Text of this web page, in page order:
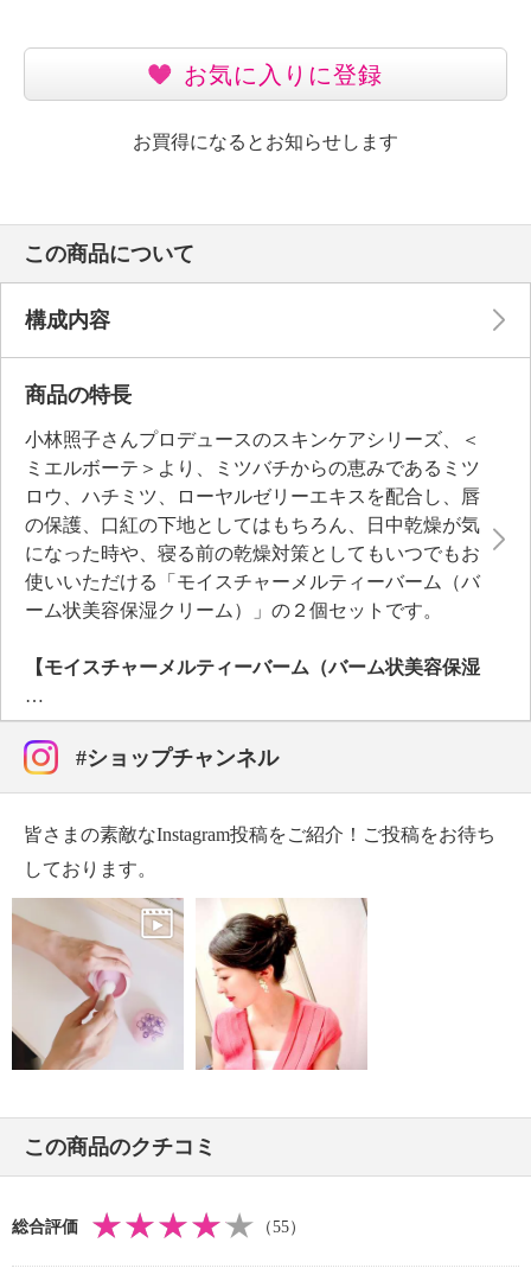
お気に入りに登録
お買得になるとお知らせします
この商品について
構成内容
商品の特長
小林照子さんプロデュースのスキンケアシリーズ、＜
ミエルボーテ＞より、ミツバチからの恵みであるミツ
ロウ、ハチミツ、ローヤルゼリーエキスを配合し、唇
の保護、口紅の下地としてはもちろん、日中乾燥が気
になった時や、寝る前の乾燥対策としてもいつでもお
使いいただける「モイスチャーメルティーバーム（バ
ーム状美容保湿クリーム）」の２個セットです。
【モイスチャーメルティーバーム（バーム状美容保湿
クリーム）】
ミツバチからの恵みであるミツロウ、ハチミツ、ロー
ヤルゼリーエキスを配合し、唇の保護、口紅の下地と
してはもちろん、日中乾燥が気になった時や、寝る前
状美容保湿クリーム。
唇につけた後、手に残ったバームを、乾燥が気になる
目元、口角、毛先、爪先といった部分にもそのままお
使いいただける手軽さもうれしいポイントです。ポイ
ントケアアイテムとして重宝しそう。
全体の約９４％が植物由来成分でできていて、キイチ
ゴエキス（キイチゴ果汁）、アルニカ花エキス、ソメ
イヨシノ葉エキス、アカツメクサ花エキス、カミツレ
花エキスをはじめとする２４種類の植物由来成分を配
シア脂油、アルガンオイル（アルガニアスピノサ核
油）、ローズヒップ油といった成分が、なめらかにお
肌を保湿します。
一層こだわったのは、狙ったポイントをきちんとケア
できる、バームならではのまろやかなテクスチャー。
さらに、ノバラ油とグレープフルーツ果皮油をブレン
#ショップチャンネル
皆さまの素敵なInstagram投稿をご紹介！ご投稿をお待ち
しております。
この商品のクチコミ
総合評価 （55）